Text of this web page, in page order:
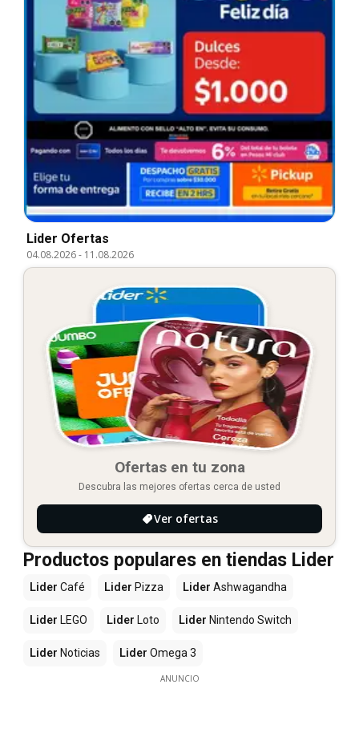
Lider Ofertas
04.08.2026- 11.08.2026
Ofertas en tu zona
Descubra las mejores ofertas cerca de usted
Ver ofertas
Productos populares en tiendas Lider
Lider Café Lider Pizza Lider Ashwagandha
Lider LEGO Lider Loto Lider Nintendo Switch
Lider Noticias Lider Omega 3
ANUNCIO